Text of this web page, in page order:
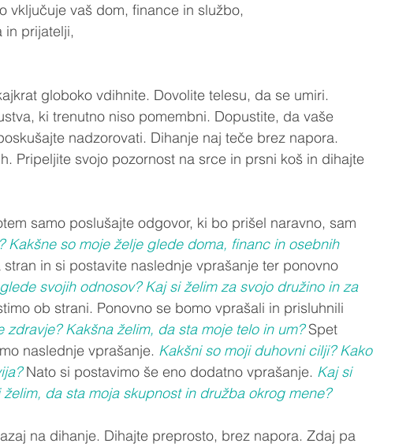
vključuje vaš dom, finance in službo,
in prijatelji,
globoko vdihnite. Dovolite telesu, da se umiri.
ki trenutno niso pomembni. Dopustite, da vaše
nadzorovati. Dihanje naj teče brez napora.
Pripeljite svojo pozornost na srce in prsni koš in dihajte
samo poslušajte odgovor, ki bo prišel naravno, sam
Kakšne so moje želje glede doma, financ in osebnih
in si postavite naslednje vprašanje ter ponovno
svojih odnosov? Kaj si želim za svojo družino in za
ob strani. Ponovno se bomo vprašali in prisluhnili
zdravje? Kakšna želim, da sta moje telo in um? Spet
naslednje vprašanje. Kakšni so moji duhovni cilji? Kako
Nato si postavimo še eno dodatno vprašanje. Kaj si
da sta moja skupnost in družba okrog mene?
na dihanje. Dihajte preprosto, brez napora. Zdaj pa